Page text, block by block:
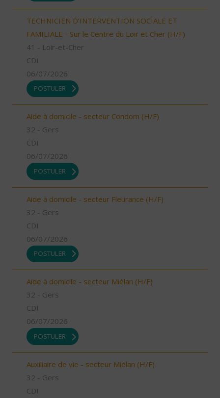
TECHNICIEN D’INTERVENTION SOCIALE ET
FAMILIALE - Sur le Centre du Loir et Cher (H/F)
41 - Loir-et-Cher
CDI
06/07/2026
POSTULER
Aide à domicile - secteur Condom (H/F)
32 - Gers
CDI
06/07/2026
POSTULER
Aide à domicile - secteur Fleurance (H/F)
32 - Gers
CDI
06/07/2026
POSTULER
Aide à domicile - secteur Miélan (H/F)
32 - Gers
CDI
06/07/2026
POSTULER
Auxiliaire de vie - secteur Miélan (H/F)
32 - Gers
CDI